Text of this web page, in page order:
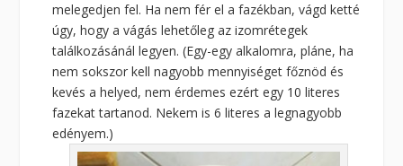
melegedjen fel. Ha nem fér el a fazékban, vágd ketté
úgy, hogy a vágás lehetőleg az izomrétegek
találkozásánál legyen. (Egy-egy alkalomra, pláne, ha
nem sokszor kell nagyobb mennyiséget főznöd és
kevés a helyed, nem érdemes ezért egy 10 literes
fazekat tartanod. Nekem is 6 literes a legnagyobb
edényem.)